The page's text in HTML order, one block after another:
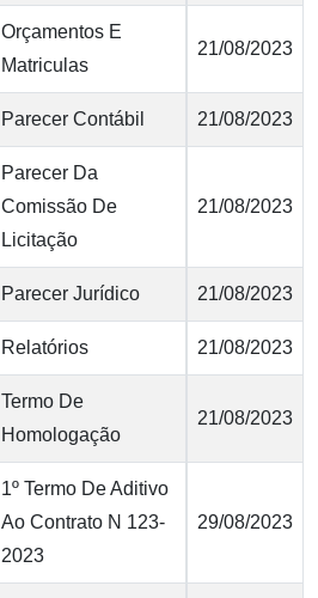
Orçamentos E
Matriculas
21/08/2023
Parecer Contábil 21/08/2023
Parecer Da
Comissão De
Licitação
21/08/2023
Parecer Jurídico 21/08/2023
Relatórios 21/08/2023
Termo De
Homologação
21/08/2023
1º Termo De Aditivo
Ao Contrato N 123-
2023
29/08/2023